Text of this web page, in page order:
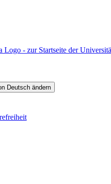
Logo - zur Startseite der
Deutsch ändern